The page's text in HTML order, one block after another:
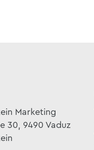
Marketing
30, 9490 Vaduz